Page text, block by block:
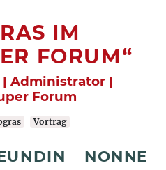
IM
FORUM“
| Administrator |
Forum
Vortrag
NONNE